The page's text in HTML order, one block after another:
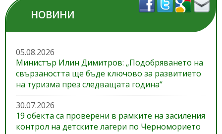
НОВИНИ
05.08.2026
Министър Илин Димитров: „Подобряването на
свързаността ще бъде ключово за развитието
на туризма през следващата година“
30.07.2026
19 обекта са проверени в рамките на засиления
контрол на детските лагери по Черноморието